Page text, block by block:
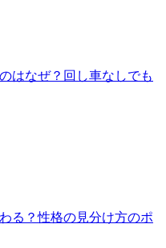
はなぜ？回し車なしでも
る？性格の見分け方のポ